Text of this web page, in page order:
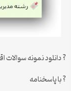
? دانلود نمونه سوالات
? با پاسخنامه